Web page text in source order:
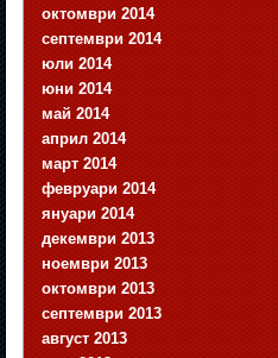
октомври 2014
септември 2014
юли 2014
юни 2014
май 2014
април 2014
март 2014
февруари 2014
януари 2014
декември 2013
ноември 2013
октомври 2013
септември 2013
август 2013